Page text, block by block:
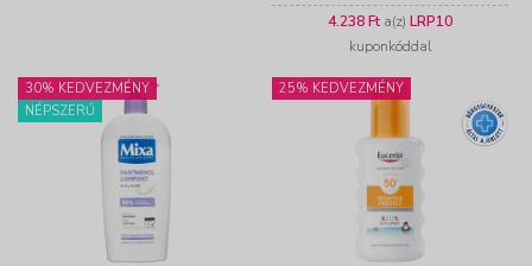
4.238 Ft a(z) LRP10
kuponkóddal
30% KEDVEZMÉNY
NÉPSZERŰ
25% KEDVEZMÉNY